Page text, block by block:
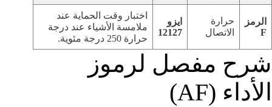
الرمز
F
حرارة
الاتصال
ايزو
12127
اختبار وقت الحماية عند
ملامسة الأشياء عند درجة
حرارة 250 درجة مئوية.
شرح مفصل لرموز
الأداء (AF)